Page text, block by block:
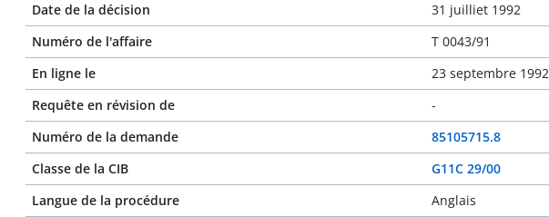
Date de la décision
31 juilliet 1992
Numéro de l'affaire
T 0043/91
En ligne le
23 septembre 1992
Requête en révision de
-
Numéro de la demande
85105715.8
Classe de la CIB
G11C 29/00
Langue de la procédure
Anglais